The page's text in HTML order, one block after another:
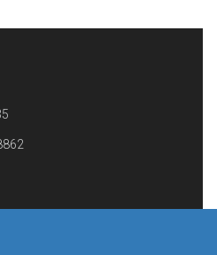
contributors.